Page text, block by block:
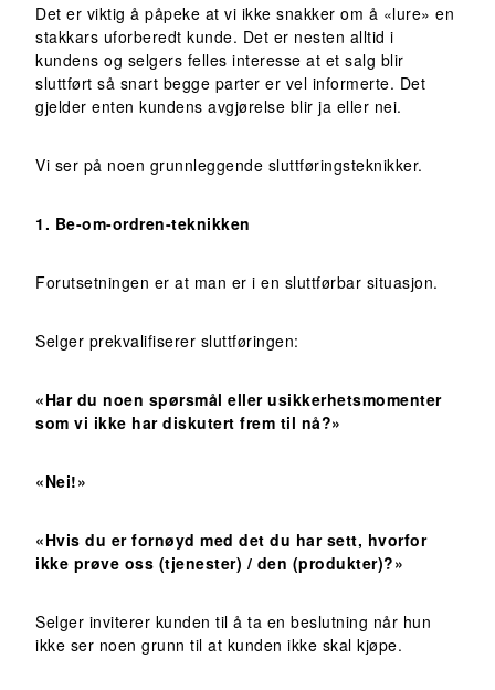
Det er viktig å påpeke at vi ikke snakker om å «lure» en
stakkars uforberedt kunde. Det er nesten alltid i
kundens og selgers felles interesse at et salg blir
sluttført så snart begge parter er vel informerte. Det
gjelder enten kundens avgjørelse blir ja eller nei.
Vi ser på noen grunnleggende sluttføringsteknikker.
1. Be-om-ordren-teknikken
Forutsetningen er at man er i en sluttførbar situasjon.
Selger prekvalifiserer sluttføringen:
«Har du noen spørsmål eller usikkerhetsmomenter
som vi ikke har diskutert frem til nå?»
«Nei!»
«Hvis du er fornøyd med det du har sett, hvorfor
ikke prøve oss (tjenester) / den (produkter)?»
Selger inviterer kunden til å ta en beslutning når hun
ikke ser noen grunn til at kunden ikke skal kjøpe.